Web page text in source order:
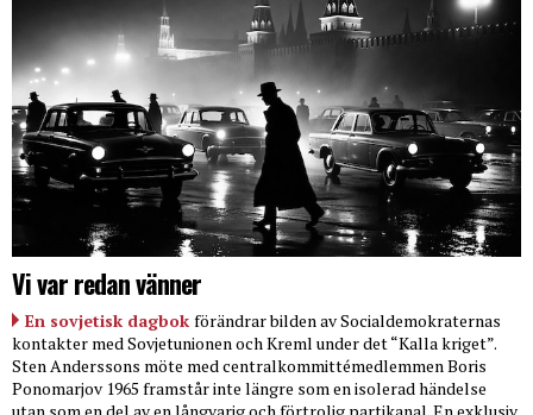
Vi var redan vänner
En sovjetisk dagbok förändrar bilden av Socialdemokraternas
kontakter med Sovjetunionen och Kreml under det “Kalla kriget”.
Sten Anderssons möte med centralkommittémedlemmen Boris
Ponomarjov 1965 framstår inte längre som en isolerad händelse